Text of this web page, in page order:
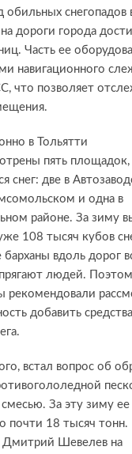
обильных снегопадов
дороги города
Часть ее
навигационного
что позволяет
в Тольятти
пять площадок,
снег: две в
и одна в
районе. За зиму
108 тысяч кубов
вдоль дорог
людей.
рекомендовали
добавить
встал вопрос об
За эту зиму ее
почти 18 тысяч тонн.
Дмитрий Шевелев на